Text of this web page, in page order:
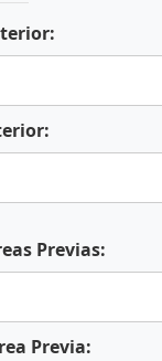
Previas:
Previa: